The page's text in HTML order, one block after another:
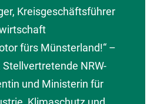
Kreisgeschäftsführer
fürs Münsterland!“ –
NRW-
und Ministerin für